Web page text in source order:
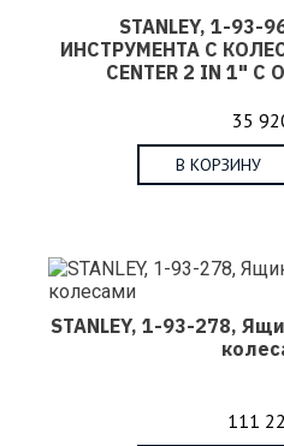
STANLEY, 1-
ИНСТРУМЕНТА С
CENTER 2 IN 1"
35
В КОРЗИНУ
STANLEY, 1-93-278,
111